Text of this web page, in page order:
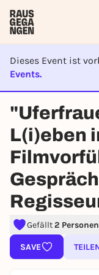
Dieses Event ist
Events.
L(i)eben
Gefällt2 Personen
SAVE
Sign up
To like
lotteries, you
You